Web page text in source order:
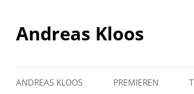
Andreas Kloos
ANDREAS KLOOS PREMIEREN